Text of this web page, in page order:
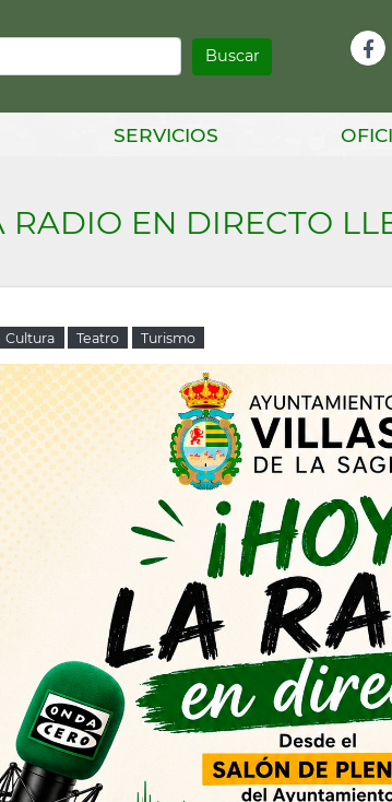
SERVICIOS
RADIO EN DIRECTO
Cultura Teatro Turismo